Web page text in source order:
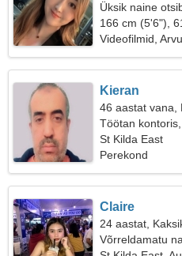
Üksik naine
166 cm (5'6"),
Videofilmid,
Kieran
46 aastat vana,
Töötan
St Kilda East
Perekond
Claire
24 aastat,
Võrreldamatu